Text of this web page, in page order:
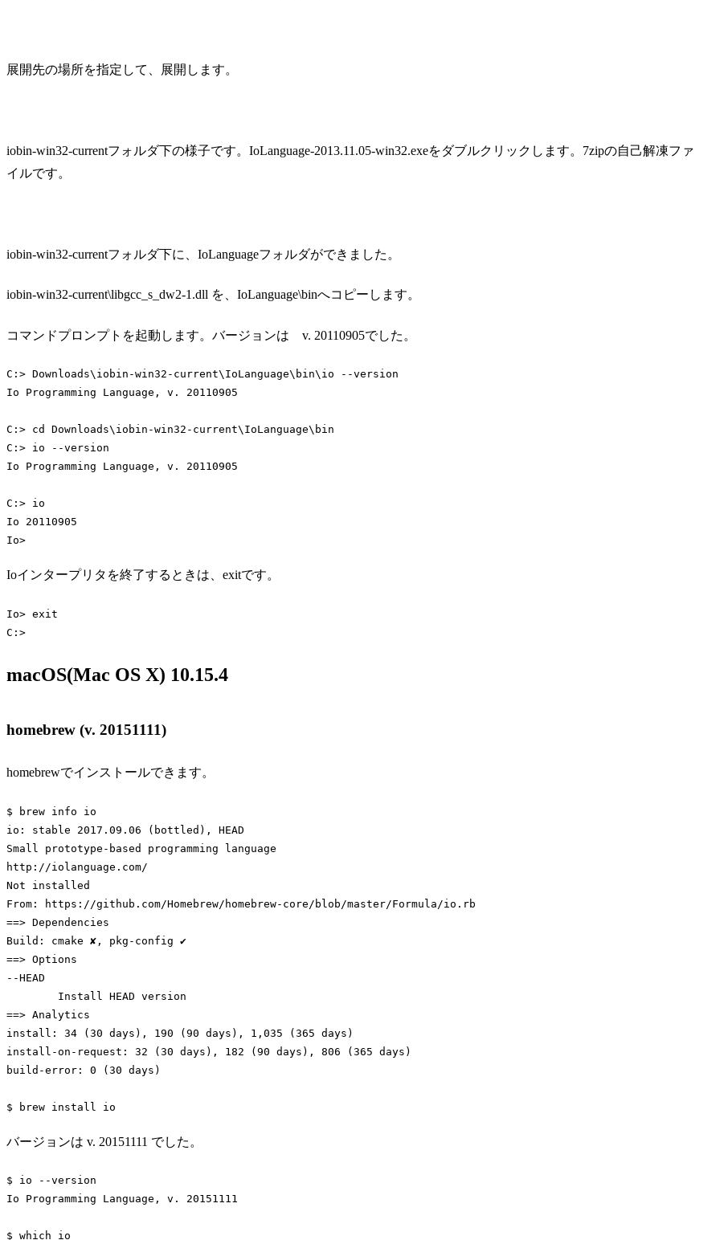
展開先の場所を指定して、展開します。
iobin-win32-currentフォルダ下の様子です。IoLanguage-2013.11.05-win32.exeをダブルクリックします。7zipの自己解凍ファ
イルです。
iobin-win32-currentフォルダ下に、IoLanguageフォルダができました。
iobin-win32-current\libgcc_s_dw2-1.dll を、IoLanguage\binへコピーします。
コマンドプロンプトを起動します。バージョンは v. 20110905でした。
C:> Downloads\ iobin -win32 - current\ IoLanguage\ bin\ io --version
Io
Programming Language , v . 20110905
C :> cd Downloads\ iobin -win32 - current\ IoLanguage\ bin
C :> io --version
Io
Programming Language , v . 20110905
C :> io
Io
Io>
Ioインタープリタを終了するときは、exitです。
Io> exit
C:>
macOS(Mac OS X) 10.15.4
homebrew (v. 20151111)
homebrewでインストールできます。
$ brew info io
io: stable 2017.09.06 (bottled), HEAD
Small prototype-based programming language
http://iolanguage.com/
Not installed
From: https://github.com/Homebrew/homebrew-core/blob/master/Formula/io.rb
==> Dependencies
Build: cmake ✘, pkg-config ✔
==> Options
--HEAD
==> Analytics
install: 34 (30 days), 190 (90 days), 1,035 (365 days)
install-on-request: 32 (30 days), 182 (90 days), 806 (365 days)
build-error: 0 (30 days)
$ brew install io
バージョンは v. 20151111 でした。
$ io --version
Io Programming Language, v. 20151111
$ which io